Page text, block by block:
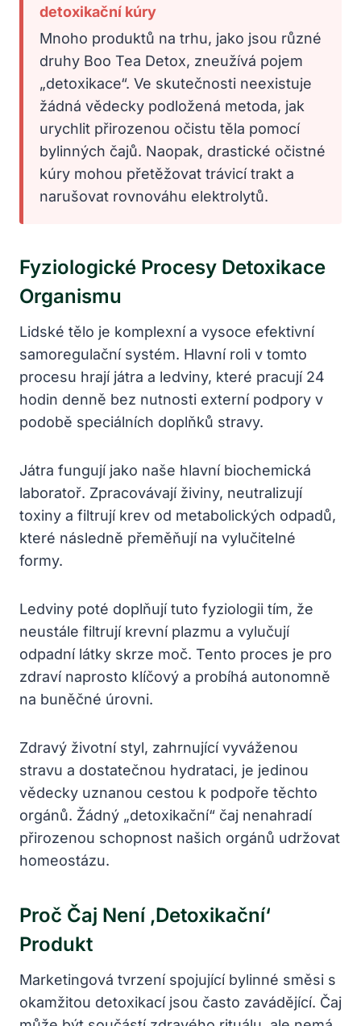
detoxikační kúry
Mnoho produktů na trhu, jako jsou různé
druhy Boo Tea Detox, zneužívá pojem
„detoxikace“. Ve skutečnosti neexistuje
žádná vědecky podložená metoda, jak
urychlit přirozenou očistu těla pomocí
bylinných čajů. Naopak, drastické očistné
kúry mohou přetěžovat trávicí trakt a
narušovat rovnováhu elektrolytů.
Fyziologické Procesy Detoxikace
Organismu
Lidské tělo je komplexní a vysoce efektivní
samoregulační systém. Hlavní roli v tomto
procesu hrají játra a ledviny, které pracují 24
hodin denně bez nutnosti externí podpory v
podobě speciálních doplňků stravy.
Játra fungují jako naše hlavní biochemická
laboratoř. Zpracovávají živiny, neutralizují
toxiny a filtrují krev od metabolických odpadů,
které následně přeměňují na vylučitelné
formy.
Ledviny poté doplňují tuto fyziologii tím, že
neustále filtrují krevní plazmu a vylučují
odpadní látky skrze moč. Tento proces je pro
zdraví naprosto klíčový a probíhá autonomně
na buněčné úrovni.
Zdravý životní styl, zahrnující vyváženou
stravu a dostatečnou hydrataci, je jedinou
vědecky uznanou cestou k podpoře těchto
orgánů. Žádný „detoxikační“ čaj nenahradí
přirozenou schopnost našich orgánů udržovat
homeostázu.
Proč Čaj Není ‚detoxikační‘
Produkt
Marketingová tvrzení spojující bylinné směsi s
okamžitou detoxikací jsou často zavádějící. Čaj